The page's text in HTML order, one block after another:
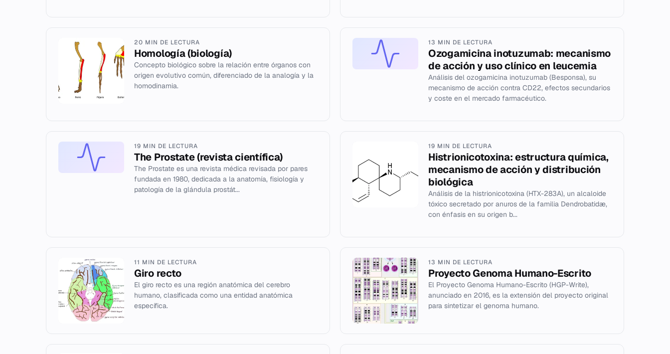
20 MIN DE LECTURA
Homología (biología)
Concepto biológico sobre la relación entre órganos con
origen evolutivo común, diferenciado de la analogía y la
homodinamia.
13 MIN DE LECTURA
Ozogamicina inotuzumab: mecanismo
de acción y uso clínico en leucemia
Análisis del ozogamicina inotuzumab (Besponsa), su
mecanismo de acción contra CD22, efectos secundarios
y coste en el mercado farmacéutico.
19 MIN DE LECTURA
The Prostate (revista científica)
The Prostate es una revista médica revisada por pares
fundada en 1980, dedicada a la anatomía, fisiología y
patología de la glándula prostát...
19 MIN DE LECTURA
Histrionicotoxina: estructura química,
mecanismo de acción y distribución
biológica
Análisis de la histrionicotoxina (HTX-283A), un alcaloide
tóxico secretado por anuros de la familia Dendrobatidæ,
con énfasis en su origen b...
11 MIN DE LECTURA
Giro recto
El giro recto es una región anatómica del cerebro
humano, clasificada como una entidad anatómica
específica.
13 MIN DE LECTURA
Proyecto Genoma Humano-Escrito
El Proyecto Genoma Humano-Escrito (HGP-Write),
anunciado en 2016, es la extensión del proyecto original
para sintetizar el genoma humano.